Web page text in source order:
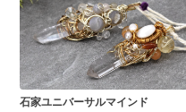
石家ユニバーサルマインド